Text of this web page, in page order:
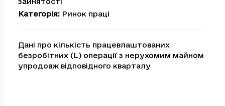
Категорія: Ринок праці
Дані про кількість працевлаштованих
безробітних (L) операції з нерухомим майном
упродовж відповідного кварталу